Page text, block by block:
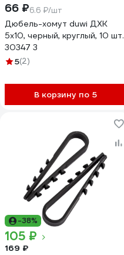
66 ₽6.6 ₽/шт
Дюбель-хомут duwi ДХК
5х10, черный, круглый, 10 шт.
30347 3
5(2)
В корзину по 5
-38%
105 ₽
169 ₽